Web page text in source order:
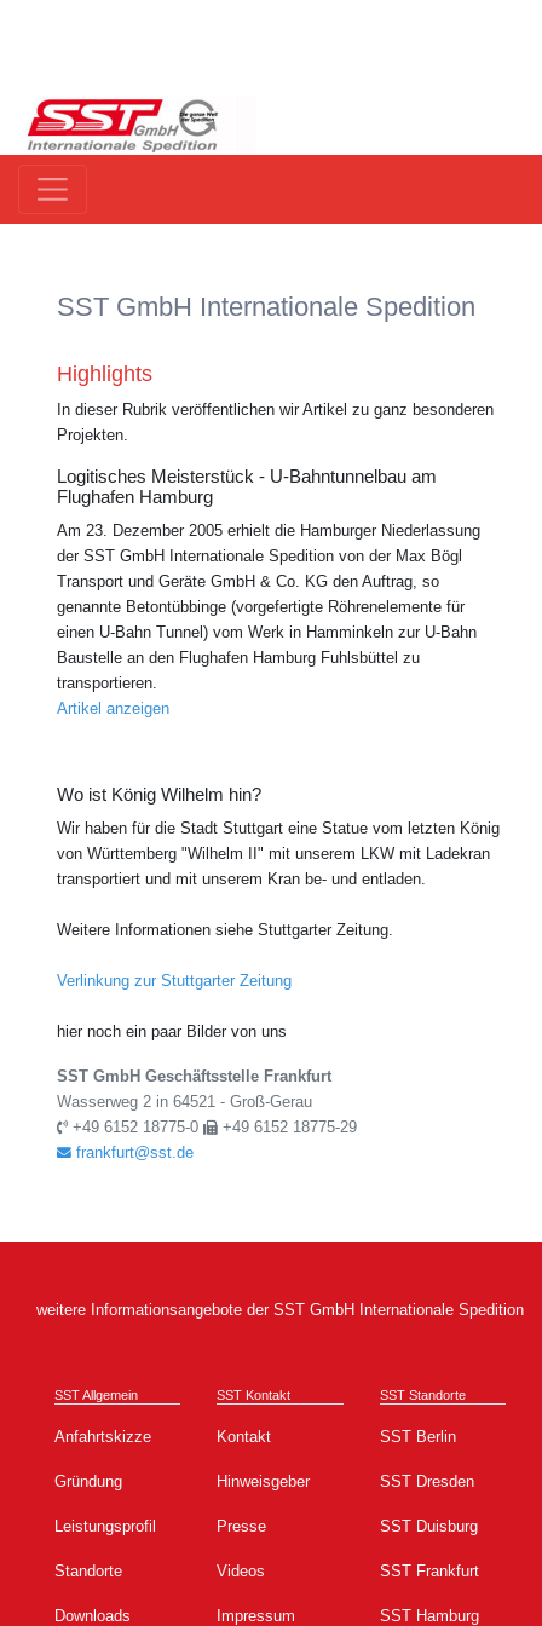
SST GmbH Internationale Spedition
Highlights
In dieser Rubrik veröffentlichen wir Artikel zu ganz besonderen
Projekten.
Logitisches Meisterstück - U-Bahntunnelbau am
Flughafen Hamburg
Am 23. Dezember 2005 erhielt die Hamburger Niederlassung
der SST GmbH Internationale Spedition von der Max Bögl
Transport und Geräte GmbH & Co. KG den Auftrag, so
genannte Betontübbinge (vorgefertigte Röhrenelemente für
einen U-Bahn Tunnel) vom Werk in Hamminkeln zur U-Bahn
Baustelle an den Flughafen Hamburg Fuhlsbüttel zu
transportieren.
Artikel anzeigen
Wo ist König Wilhelm hin?
Wir haben für die Stadt Stuttgart eine Statue vom letzten König
von Württemberg "Wilhelm II" mit unserem LKW mit Ladekran
transportiert und mit unserem Kran be- und entladen.
Weitere Informationen siehe Stuttgarter Zeitung.
Verlinkung zur Stuttgarter Zeitung
hier noch ein paar Bilder von uns
SST GmbH Geschäftsstelle Frankfurt
Wasserweg 2 in 64521 - Groß-Gerau
+49 6152 18775-0
+49 6152 18775-29
frankfurt@sst.de
weitere Informationsangebote der SST GmbH Internationale Spedition
SST Allgemein
Anfahrtskizze
Gründung
Leistungsprofil
Standorte
Downloads
SST Kontakt
Kontakt
Hinweisgeber
Presse
Videos
Impressum
SST Standorte
SST Berlin
SST Dresden
SST Duisburg
SST Frankfurt
SST Hamburg